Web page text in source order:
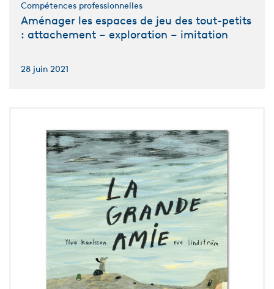
Compétences professionnelles
Aménager les espaces de jeu des tout-petits
: attachement – exploration – imitation
28 juin 2021